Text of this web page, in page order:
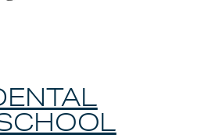
Dentaire Service (IDS)